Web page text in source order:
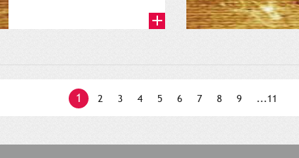
1 2 3 4 5 6 7 8 9 ...11